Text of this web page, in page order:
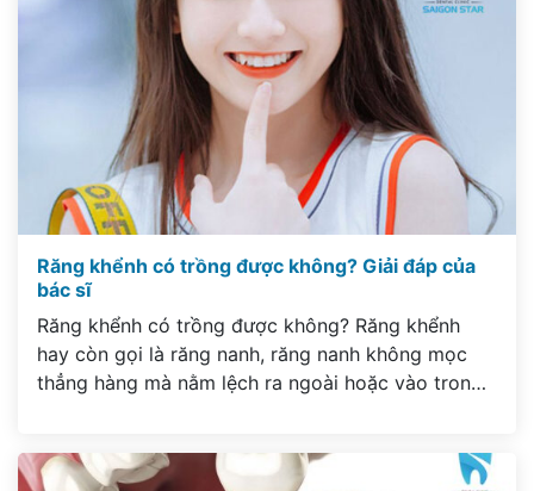
Răng khểnh có trồng được không? Giải đáp của
bác sĩ
Răng khểnh có trồng được không? Răng khểnh
hay còn gọi là răng nanh, răng nanh không mọc
thẳng hàng mà nằm lệch ra ngoài hoặc vào trong
khểnh tự nhiên có đáng yêu hay […]